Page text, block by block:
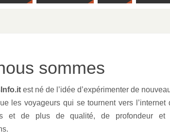
sommes
est né de l’idée d’expérimenter de
les voyageurs qui se tournent vers l’internet
et de plus de qualité, de profondeur et